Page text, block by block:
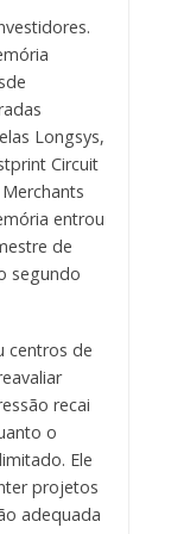
Longsys,
Circuit
entrou
de
segundo
centros de
recai
o
Ele
projetos
adequada